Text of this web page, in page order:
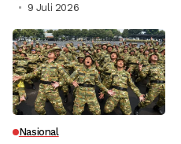
9 Juli 2026
Nasional